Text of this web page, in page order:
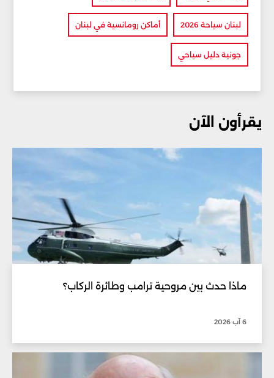
لبنان سياحة 2026 أماكن رومانسية في لبنان
جونية دليل سياحي
يقرأون الآن
ماذا حدث بين مروحية ترامب وطائرة الركاب؟
6 آب 2026